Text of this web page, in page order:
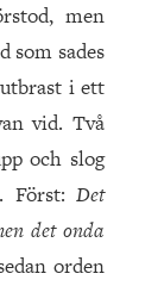
men
som sades
i ett
vid. Två
och slog
Först: Det
det onda
orden